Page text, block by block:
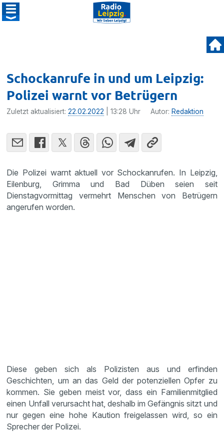
Schockanrufe in und um Leipzig:
Polizei warnt vor Betrügern
Zuletzt aktualisiert:22.02.2022 | 13:28 Uhr Autor: Redaktion
Die Polizei warnt aktuell vor Schockanrufen. In Leipzig,
Eilenburg, Grimma und Bad Düben seien seit
Dienstagvormittag vermehrt Menschen von Betrügern
angerufen worden.
Diese geben sich als Polizisten aus und erfinden
Geschichten, um an das Geld der potenziellen Opfer zu
kommen. Sie geben meist vor, dass ein Familienmitglied
einen Unfall verursacht hat, deshalb im Gefängnis sitzt und
nur gegen eine hohe Kaution freigelassen wird, so ein
Sprecher der Polizei.